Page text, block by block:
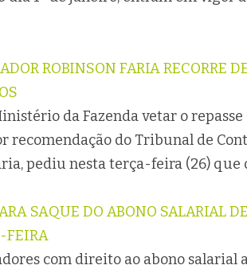
ROBINSON FARIA RECORRE
da Fazenda vetar o
recomendação do Tribunal de
pediu nesta terça-feira (26)
SAQUE DO ABONO SALARIAL
FEIRA
com direito ao abono salarial